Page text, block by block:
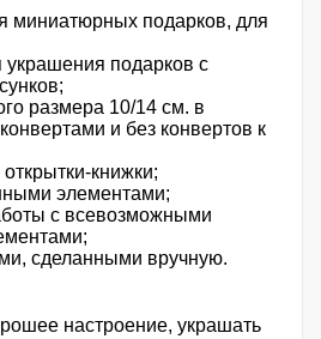
миниатюрных подарков, для
украшения подарков с
размера 10/14 см. в
и без конвертов к
книжки;
элементами;
с всевозможными
сделанными вручную.
настроение, украшать